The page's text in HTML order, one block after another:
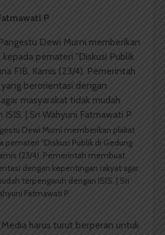
P
Dewi Murni memberikan plakat
pemateri “Diskusi Publik di Gedung
(23/4). Pemerintah membuat
dengan kepentingan rakyat agar
terpengaruh dengan ISIS. | Sri
Fatmawati P
harus turut berperan untuk